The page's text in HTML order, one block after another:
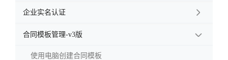
企业实名认证 
合同模板管理-v3版 
使用电脑创建合同模板